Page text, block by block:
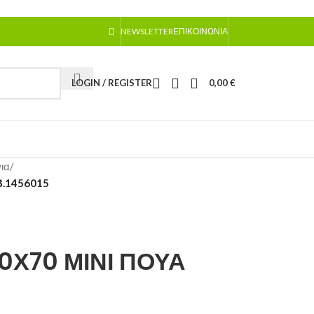
NEWSLETTERΕΠΙΚΟΙΝΩΝΊΑ
LOGIN / REGISTER 0,00€
/
ΜΙΝΙ ΠΟΥΑ